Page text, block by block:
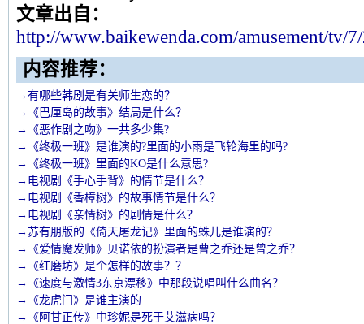
文章出自：
http://www.baikewenda.com/amusement/tv/
内容推荐：
→有哪些韩剧是有关师生恋的？
→《巴厘岛的故事》结局是什么？
→《恶作剧之吻》一共多少集?
→《终极一班》是谁演的?里面的小雨是飞轮海里的吗?
→《终极一班》里面的KO是什么意思?
→电视剧《手心手背》的情节是什么？
→电视剧《香樟树》的故事情节是什么？
→电视剧《亲情树》的剧情是什么？
→苏有朋版的《倚天屠龙记》里面的蛛儿是谁演的？
→《爱情魔发师》贝诺依的扮演者是曹之乔还是曾之乔？
→《红磨坊》是个怎样的故事？？
→《速度与激情3东京漂移》中那段说唱叫什么曲名？
→《龙虎门》是谁主演的
→《阿甘正传》中珍妮是死于艾滋病吗？